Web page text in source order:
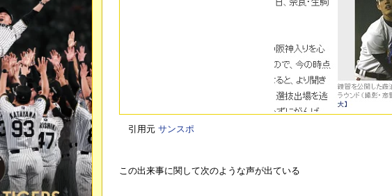
引用元 サンスポ
この出来事に関して次のような声が出ている